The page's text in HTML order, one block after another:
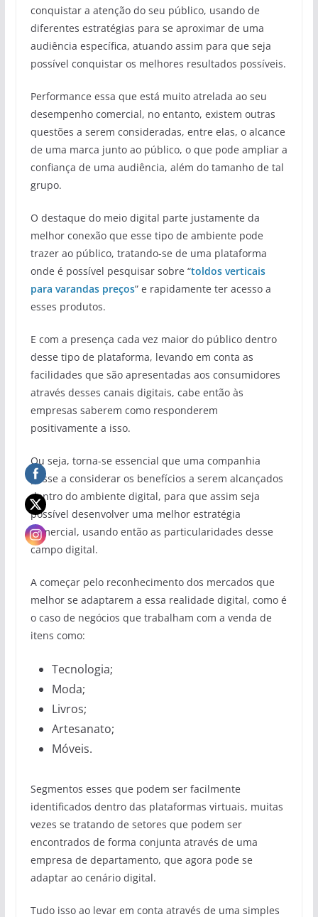
conquistar a atenção do seu público, usando de
diferentes estratégias para se aproximar de uma
audiência específica, atuando assim para que seja
possível conquistar os melhores resultados possíveis.
Performance essa que está muito atrelada ao seu
desempenho comercial, no entanto, existem outras
questões a serem consideradas, entre elas, o alcance
de uma marca junto ao público, o que pode ampliar a
confiança de uma audiência, além do tamanho de tal
grupo.
O destaque do meio digital parte justamente da
melhor conexão que esse tipo de ambiente pode
trazer ao público, tratando-se de uma plataforma
onde é possível pesquisar sobre “toldos verticais
para varandas preços” e rapidamente ter acesso a
esses produtos.
E com a presença cada vez maior do público dentro
desse tipo de plataforma, levando em conta as
facilidades que são apresentadas aos consumidores
através desses canais digitais, cabe então às
empresas saberem como responderem
positivamente a isso.
Ou seja, torna-se essencial que uma companhia
passe a considerar os benefícios a serem alcançados
dentro do ambiente digital, para que assim seja
possível desenvolver uma melhor estratégia
comercial, usando então as particularidades desse
campo digital.
A começar pelo reconhecimento dos mercados que
melhor se adaptarem a essa realidade digital, como é
o caso de negócios que trabalham com a venda de
itens como:
Tecnologia;
Moda;
Livros;
Artesanato;
Móveis.
Segmentos esses que podem ser facilmente
identificados dentro das plataformas virtuais, muitas
vezes se tratando de setores que podem ser
encontrados de forma conjunta através de uma
empresa de departamento, que agora pode se
adaptar ao cenário digital.
Tudo isso ao levar em conta através de uma simples